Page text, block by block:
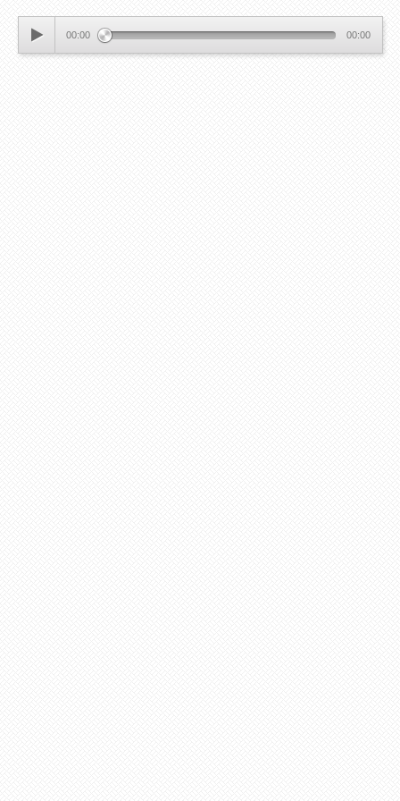
00:00 00:00